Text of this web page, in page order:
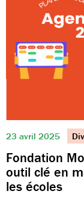
23 avril 2025
Fondation
outil clé en
les écoles